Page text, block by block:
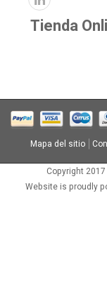
Tienda
Mapa del sitio
Copyright 2017
Website is proudly